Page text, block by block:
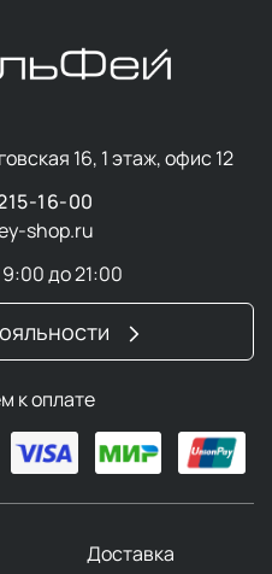
16, 1 этаж, офис 12
16-00
shop.ru
до 21:00
к оплате
Доставка